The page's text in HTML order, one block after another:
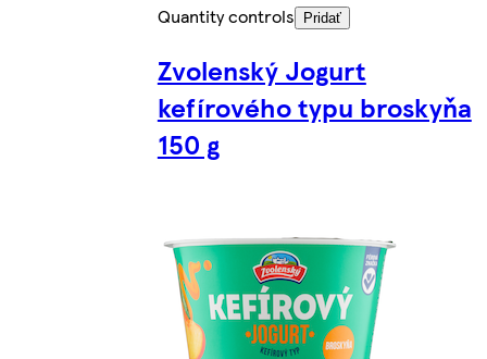
Quantity controls Pridať
Zvolenský Jogurt
kefírového typu broskyňa
150 g